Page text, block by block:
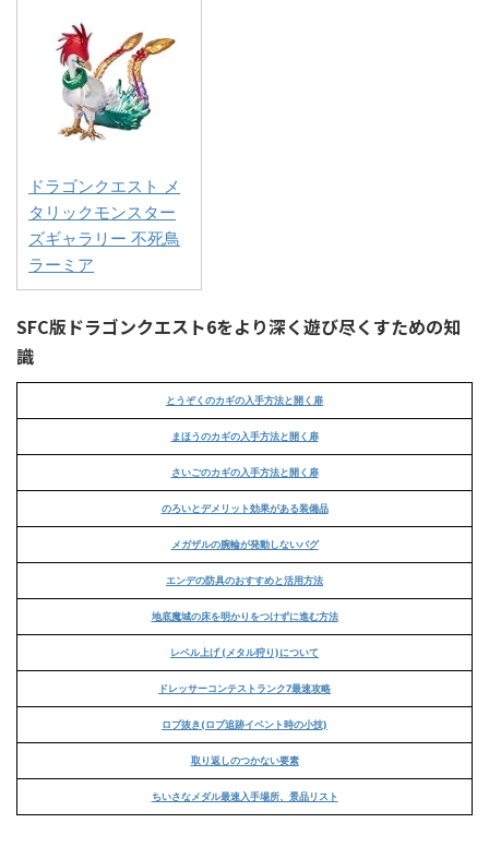
ドラゴンクエスト メ
タリックモンスター
ズギャラリー 不死鳥
ラーミア
SFC版ドラゴンクエスト6をより深く遊び尽くすための知
識
とうぞくのカギの入手方法と開く扉
まほうのカギの入手方法と開く扉
さいごのカギの入手方法と開く扉
のろいとデメリット効果がある装備品
メガザルの腕輪が発動しないバグ
エンデの防具のおすすめと活用方法
地底魔城の床を明かりをつけずに進む方法
レベル上げ (メタル狩り)について
ドレッサーコンテストランク7最速攻略
ロブ抜き(ロブ追跡イベント時の小技)
取り返しのつかない要素
ちいさなメダル最速入手場所、景品リスト